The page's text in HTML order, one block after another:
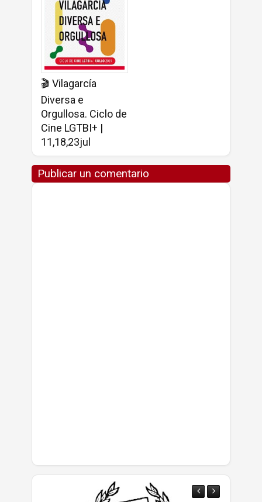
🎬 Vilagarcía
Diversa e
Orgullosa. Ciclo de
Cine LGTBI+ |
11,18,23jul
Publicar un comentario